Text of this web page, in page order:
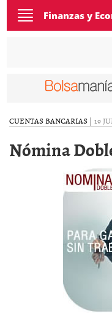
Toggle
navigation
Finanzas y
CUENTAS BANCARIAS | 19
Nómina